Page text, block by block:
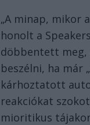
„A minap, mikor
honolt a
döbbentett meg,
beszélni, ha már
kárhoztatott
reakciókat
mioritikus